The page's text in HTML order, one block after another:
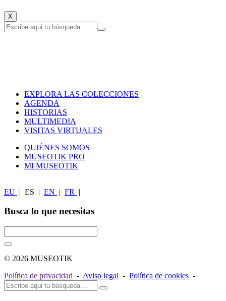
X
EXPLORA LAS COLECCIONES
AGENDA
HISTORIAS
MULTIMEDIA
VISITAS VIRTUALES
QUIÉNES SOMOS
MUSEOTIK PRO
MI MUSEOTIK
EU | ES | EN | FR |
Busca lo que necesitas
© 2026 MUSEOTIK
Política de privacidad - Aviso legal - Política de cookies -